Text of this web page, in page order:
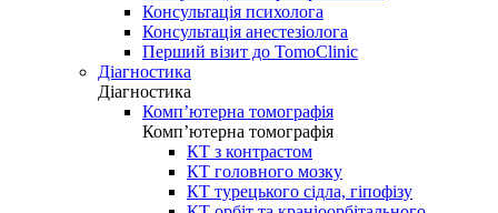
Консультація психолога
Консультація анестезіолога
Перший візит до TomoClinic
Діагностика
Діагностика
Комп’ютерна томографія
Комп’ютерна томографія
КТ з контрастом
КТ головного мозку
КТ турецького сідла, гіпофізу